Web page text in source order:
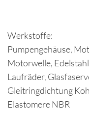
Werkstoffe:
Pumpengehäuse,
Motorwelle, Edelstahl
Laufräder,
Gleitringdichtung
Elastomere NBR